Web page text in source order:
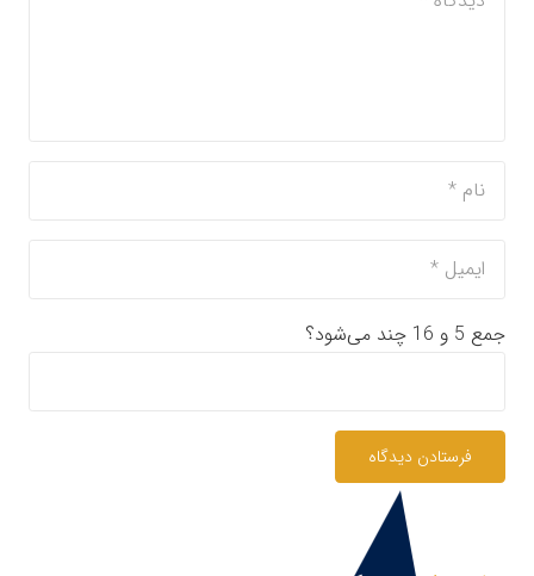
جمع 5 و 16 چند می‌شود؟
فرستادن دیدگاه